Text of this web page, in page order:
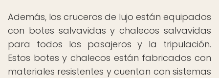
Además, los cruceros de lujo están equipados
con botes salvavidas y chalecos salvavidas
para todos los pasajeros y la tripulación.
Estos botes y chalecos están fabricados con
materiales resistentes y cuentan con sistemas